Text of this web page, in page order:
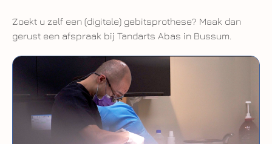
Zoekt u zelf een (digitale) gebitsprothese? Maak dan
gerust een afspraak bij Tandarts Abas in Bussum.